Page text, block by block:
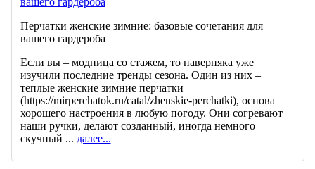
Перчатки женские зимние: базовые сочетания для
вашего гардероба
Если вы – модница со стажем, то наверняка уже
изучили последние тренды сезона. Один из них –
теплые женские зимние перчатки
(https://mirperchatok.ru/catal/zhenskie-perchatki), основа
хорошего настроения в любую погоду. Они согревают
наши ручки, делают созданный, иногда немного
скучный ... далее...